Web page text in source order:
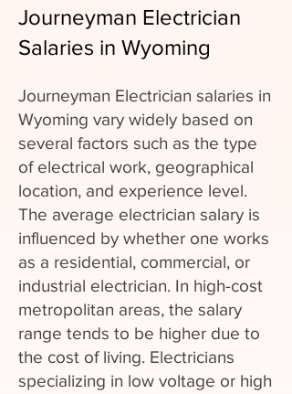
Journeyman Electrician
Salaries in Wyoming
Journeyman Electrician salaries in
Wyoming vary widely based on
several factors such as the type
of electrical work, geographical
location, and experience level.
The average electrician salary is
influenced by whether one works
as a residential, commercial, or
industrial electrician. In high-cost
metropolitan areas, the salary
range tends to be higher due to
the cost of living. Electricians
specializing in low voltage or high